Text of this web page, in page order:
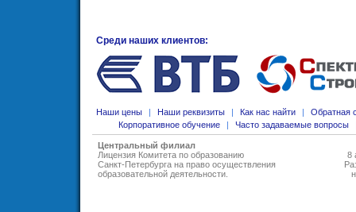
Среди наших клиентов:
Наши цены | Наши реквизиты | Как нас найти |
Обратная
Корпоративное обучение
| Часто задаваемые вопросы
Центральный филиал
Лицензия Комитета по образованию
Санкт-Петербурга на право осуществления
образовательной деятельности
8